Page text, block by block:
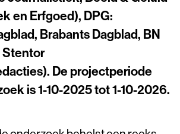
en Erfgoed), DPG:
Brabants Dagblad, BN
Stentor
De projectperiode
is 1-10-2025 tot 1-10-2026.